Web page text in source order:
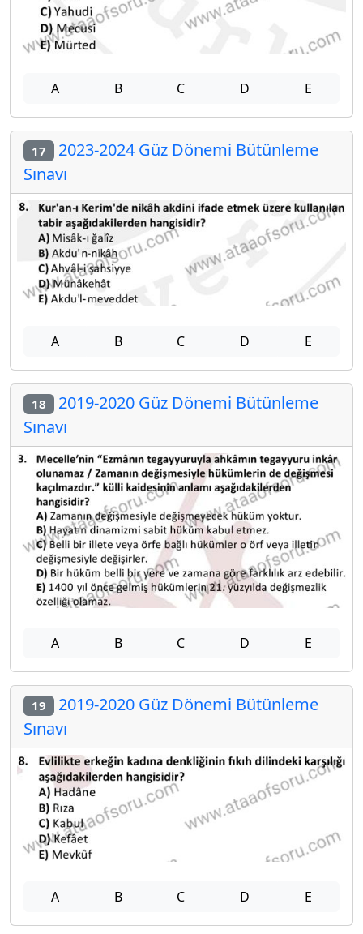
A B C D E
17 2023-2024 Güz Dönemi Bütünleme
Sınavı
A B C D E
18 2019-2020 Güz Dönemi Bütünleme
Sınavı
A B C D E
19 2019-2020 Güz Dönemi Bütünleme
Sınavı
A B C D E